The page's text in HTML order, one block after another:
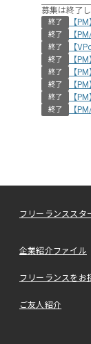
募集は終了
終了 【
終了 【
終了 【
終了 【
終了 【
終了 【
終了 【
終了 【
フリーランススタ
企業紹介ファイル
フリーランスをお
ご友人紹介